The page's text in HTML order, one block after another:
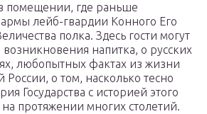
помещении, где раньше
лейб-гвардии Конного Его
полка. Здесь гости могут
возникновения напитка, о русских
любопытных фактах из жизни
о том, насколько тесно
Государства с историей этого
протяжении многих столетий.